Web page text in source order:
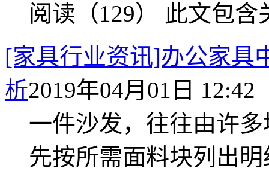
阅读（129） 此文包含
[家具行业资讯]办公家具
析2019年04月01日 12:42
一件沙发，往往由许
先按所需面料块列出